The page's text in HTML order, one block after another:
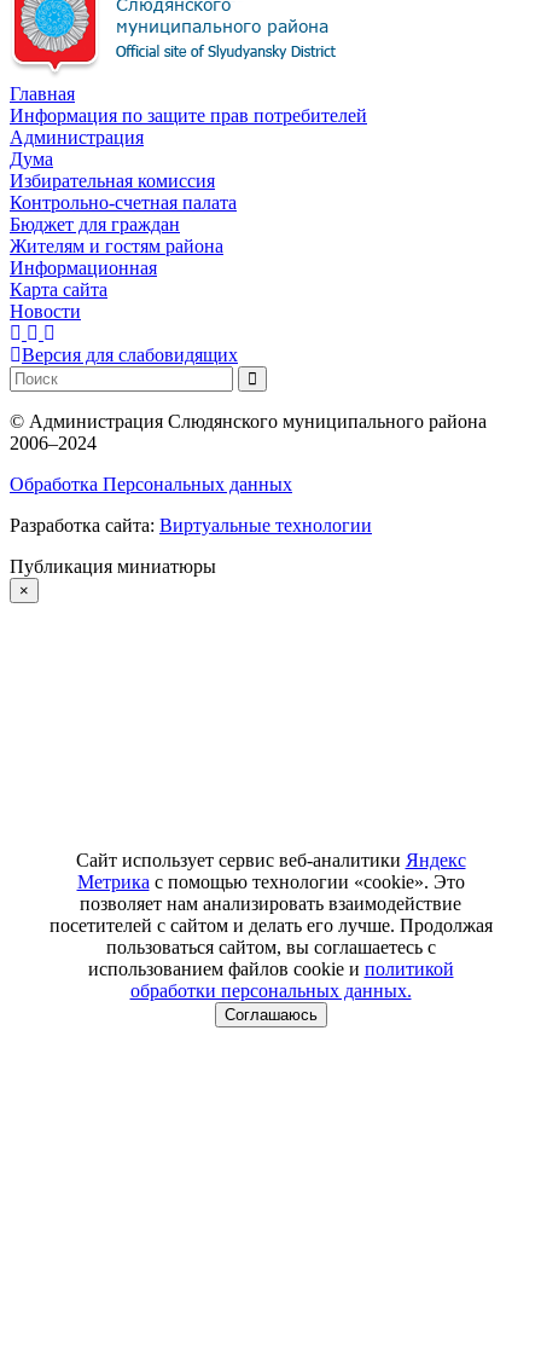
Главная
Информация по защите прав потребителей
Администрация
Дума
Избирательная комиссия
Контрольно-счетная палата
Бюджет для граждан
Жителям и гостям района
Информационная
Карта сайта
Новости
Версия для слабовидящих
© Администрация Слюдянского муниципального района
2006–2024
Обработка Персональных данных
Разработка сайта: Виртуальные технологии
Публикация миниатюры
×
Сайт использует сервис веб-аналитики Яндекс
Метрика с помощью технологии «cookie». Это
позволяет нам анализировать взаимодействие
посетителей с сайтом и делать его лучше. Продолжая
пользоваться сайтом, вы соглашаетесь с
использованием файлов cookie и политикой
обработки персональных данных.
Соглашаюсь